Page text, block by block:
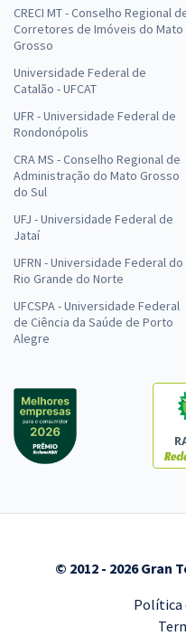
CRECI MT - Conselho Regional
Corretores de Imóveis do Mato
Grosso
Universidade Federal de
Catalão - UFCAT
UFR - Universidade Federal de
Rondonópolis
CRA MS - Conselho Regional de
Administração do Mato Grosso
do Sul
UFJ - Universidade Federal de
Jataí
UFRN - Universidade Federal do
Rio Grande do Norte
UFCSPA - Universidade Federal
de Ciência da Saúde de Porto
Alegre
© 2012 - 2026 Gran
Política